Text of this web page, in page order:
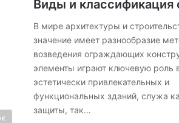
Виды и классификация
В мире архитектуры и
значение имеет разнообразие
возведения ограждающих
элементы играют ключевую роль
эстетически привлекательных и
функциональных зданий, служа
защиты, так…